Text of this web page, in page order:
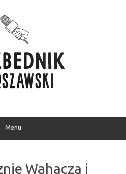
Menu
Wahacza i